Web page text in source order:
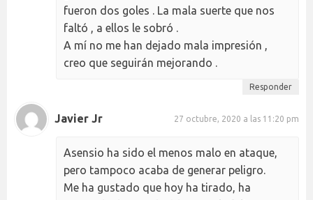
fueron dos goles . La mala suerte que nos
faltó , a ellos le sobró .
A mí no me han dejado mala impresión ,
creo que seguirán mejorando .
Responder
Javier Jr 27 octubre, 2020 a las 11:20 pm
Asensio ha sido el menos malo en ataque,
pero tampoco acaba de generar peligro.
Me ha gustado que hoy ha tirado, ha